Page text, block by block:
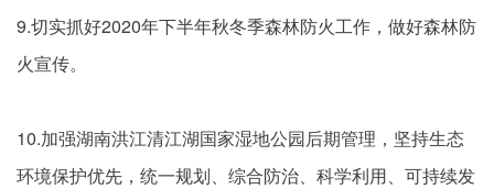
9.切实抓好2020年下半年秋冬季森林防火工作，做好森林防
火宣传。
10.加强湖南洪江清江湖国家湿地公园后期管理，坚持生态
环境保护优先，统一规划、综合防治、科学利用、可持续发